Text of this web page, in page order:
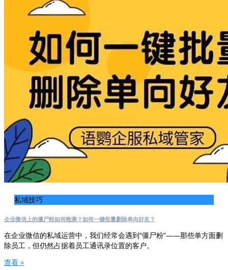
私域技巧
企业微信上的僵尸粉如何检测？如何一键批量删除单向好友？
在企业微信的私域运营中，我们经常会遇到“僵尸粉”——那些单方面删
除员工，但仍然占据着员工通讯录位置的客户。
查看 »